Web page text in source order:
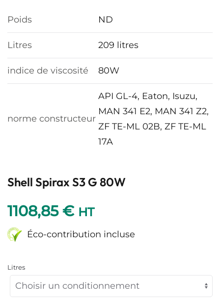
Poids ND
Litres 209 litres
indice de viscosité 80W
norme constructeur
API GL-4, Eaton, Isuzu,
MAN 341 E2, MAN 341 Z2,
ZF TE-ML 02B, ZF TE-ML
17A
Shell Spirax S3 G 80W
1108,85€ HT
Éco-contribution incluse
Litres